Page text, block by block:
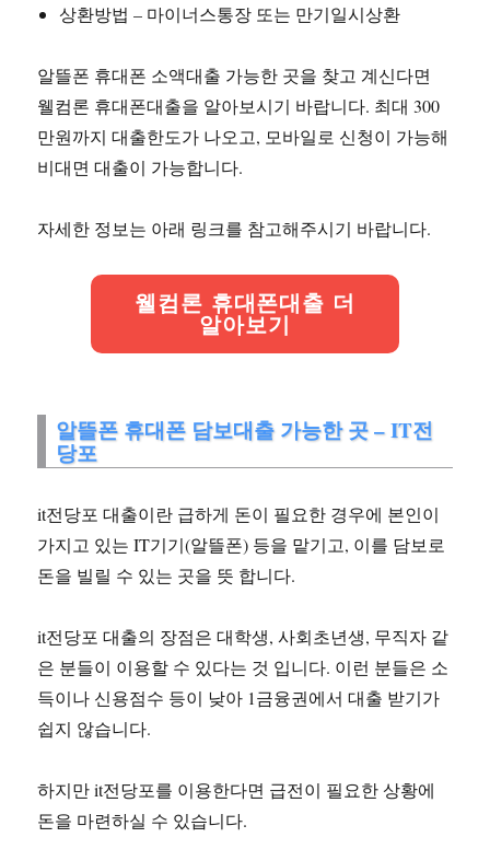
상환방법 – 마이너스통장 또는 만기일시상환
알뜰폰 휴대폰 소액대출 가능한 곳을 찾고 계신다면
웰컴론 휴대폰대출을 알아보시기 바랍니다. 최대 300
만원까지 대출한도가 나오고, 모바일로 신청이 가능해
비대면 대출이 가능합니다.
자세한 정보는 아래 링크를 참고해주시기 바랍니다.
웰컴론 휴대폰대출 더
알아보기
알뜰폰 휴대폰 담보대출 가능한 곳 – IT전
당포
it전당포 대출이란 급하게 돈이 필요한 경우에 본인이
가지고 있는 IT기기(알뜰폰) 등을 맡기고, 이를 담보로
돈을 빌릴 수 있는 곳을 뜻 합니다.
it전당포 대출의 장점은 대학생, 사회초년생, 무직자 같
은 분들이 이용할 수 있다는 것 입니다. 이런 분들은 소
득이나 신용점수 등이 낮아 1금융권에서 대출 받기가
쉽지 않습니다.
하지만 it전당포를 이용한다면 급전이 필요한 상황에
돈을 마련하실 수 있습니다.